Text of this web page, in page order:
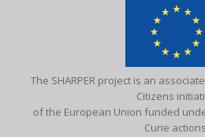
The SHARPER project is an
Citizens
of the European Union funded
Curie